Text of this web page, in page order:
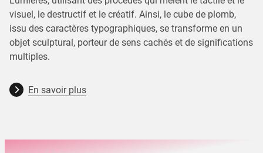
visuel, le destructif et le créatif. Ainsi, le cube de plomb,
issu des caractères typographiques, se transforme en un
objet sculptural, porteur de sens cachés et de significations
multiples.
En savoir plus